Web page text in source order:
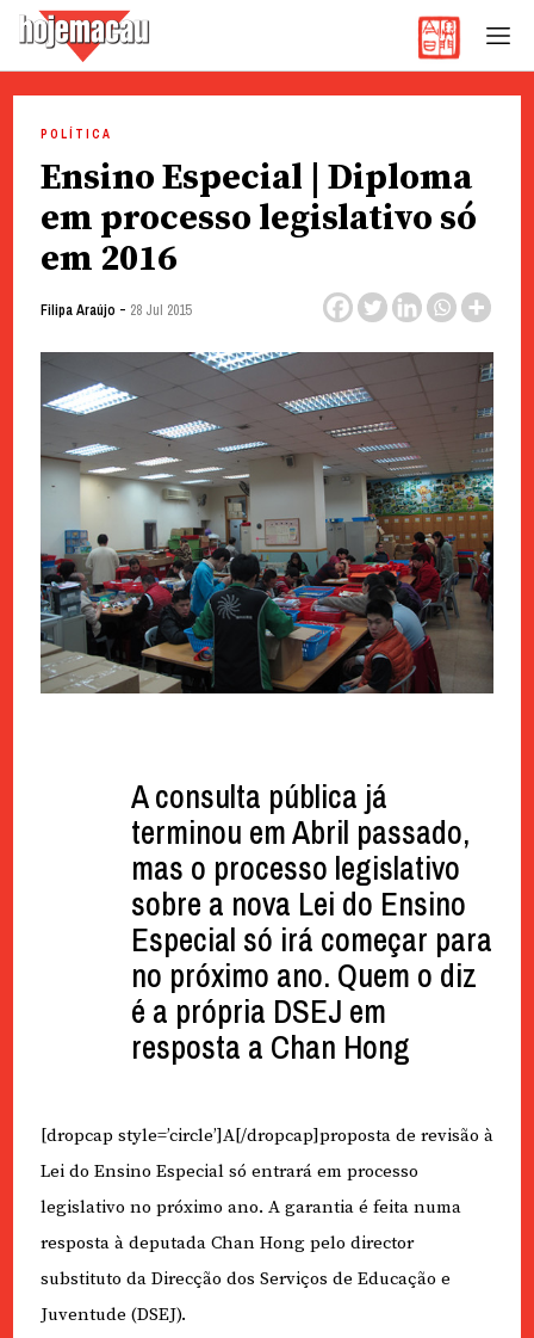
content
POLÍTICA
Ensino Especial | Diploma
em processo legislativo só
em 2016
Filipa Araújo - 28 Jul 2015
A consulta pública já
terminou em Abril passado,
mas o processo legislativo
sobre a nova Lei do Ensino
Especial só irá começar para
no próximo ano. Quem o diz
é a própria DSEJ em
resposta a Chan Hong
[dropcap style=’circle’]A[/dropcap]proposta de revisão à
Lei do Ensino Especial só entrará em processo
legislativo no próximo ano. A garantia é feita numa
resposta à deputada Chan Hong pelo director
substituto da Direcção dos Serviços de Educação e
Juventude (DSEJ).